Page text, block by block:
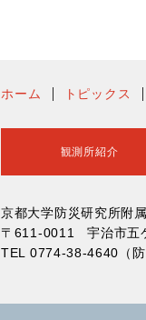
ホーム トピックス
観測所紹介
京都大学防災研究所附
〒611-0011 宇治市五
TEL 0774-38-4640（